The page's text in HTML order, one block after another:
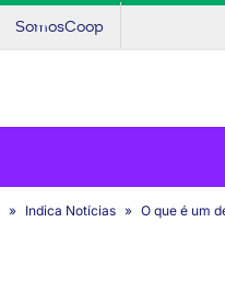
SomosCoop
Indica Notícias O que é um